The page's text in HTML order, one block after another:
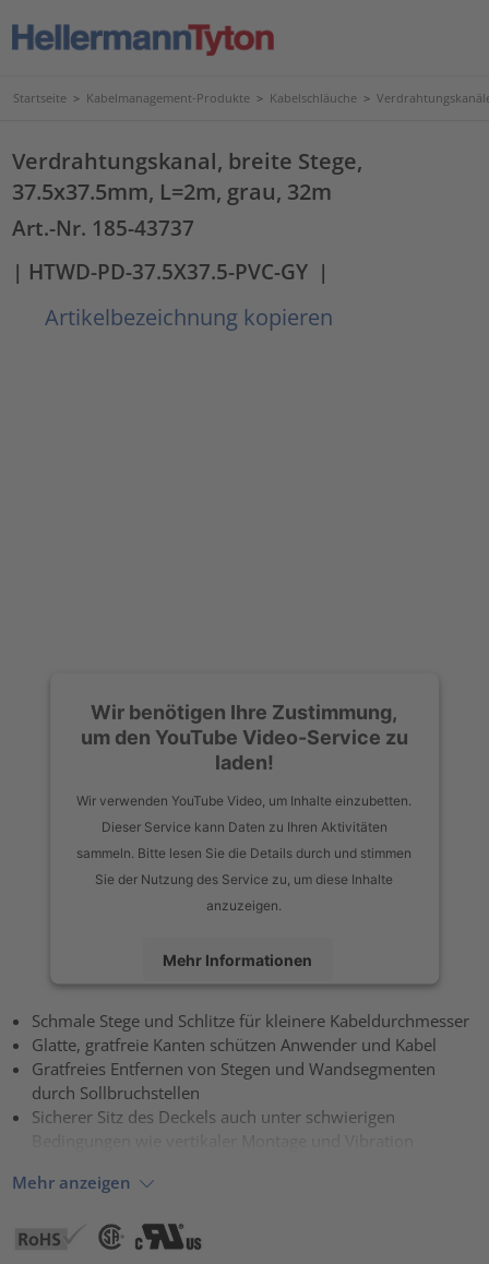
Startseite > Kabelmanagement-Produkte > Kabelschläuche >
Verdrahtungskanal, breite Stege,
37.5x37.5mm, L=2m, grau, 32m
Art.-Nr. 185-43737
| HTWD-PD-37.5X37.5-PVC-GY |
Artikelbezeichnung kopieren
Wir benötigen Ihre Zustimmung,
um den YouTube Video-Service zu
laden!
Wir verwenden YouTube Video, um Inhalte einzubetten.
Dieser Service kann Daten zu Ihren Aktivitäten
sammeln. Bitte lesen Sie die Details durch und stimmen
Sie der Nutzung des Service zu, um diese Inhalte
anzuzeigen.
Mehr Informationen
Akzeptieren
powered byUsercentrics Consent Management Platform
Schmale Stege und Schlitze für kleinere Kabeldurchmesser
Glatte, gratfreie Kanten schützen Anwender und Kabel
Gratfreies Entfernen von Stegen und Wandsegmenten
durch Sollbruchstellen
Sicherer Sitz des Deckels auch unter schwierigen
Mehr anzeigen